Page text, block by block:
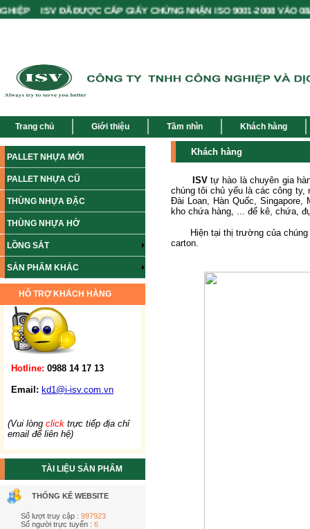
ISV ĐÃ ĐƯỢC CẤP GIẤY CHỨNG NHẬN ISO 9001-2008 VÀO
Trang chủ Giới thiệu Tầm nhìn Khách hàng
PALLET NHỰA MỚI
PALLET NHỰA CŨ
THÙNG NHỰA ĐẶC
THÙNG NHỰA HỞ
LỒNG SẮT
SẢN PHẨM KHÁC
HỖ TRỢ KHÁCH HÀNG
Hotline: 0988 14 17 13
Email: kd1@i-isv.com.vn
(Vui lòng click trực tiếp địa chỉ
email để liên hệ)
TÀI LIỆU SẢN PHẨM
THỐNG KÊ WEBSITE
Số lượt truy cập : 997923
Số người trực tuyến : 6
Khách hàng
ISV tự hào là chuyên gia
chúng tôi chủ yếu là các công ty,
Đài Loan, Hàn Quốc,
kho chứa hàng, ... để kê, chứa,
Hiện tại thị trường của chúng
carton.